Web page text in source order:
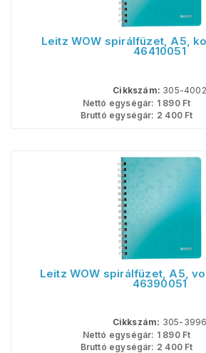
Leitz WOW spirálfüzet, A5,
46410051
Cikkszám: 305-4002
Nettó egységár: 1 890Ft
Bruttó egységár: 2 400Ft
Leitz WOW spirálfüzet, A5,
46390051
Cikkszám: 305-3996
Nettó egységár: 1 890Ft
Bruttó egységár: 2 400Ft